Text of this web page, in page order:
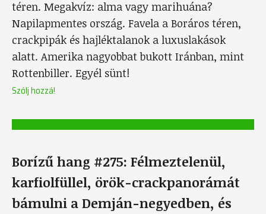
téren. Megakvíz: alma vagy marihuána?
Napilapmentes ország. Favela a Boráros téren,
crackpipák és hajléktalanok a luxuslakások
alatt. Amerika nagyobbat bukott Iránban, mint
Rottenbiller. Egyél sünt!
Szólj hozzá!
Borízű hang #275: Félmeztelenül,
karfiolfüllel, örök-crackpanorámát
bámulni a Demján-negyedben, és